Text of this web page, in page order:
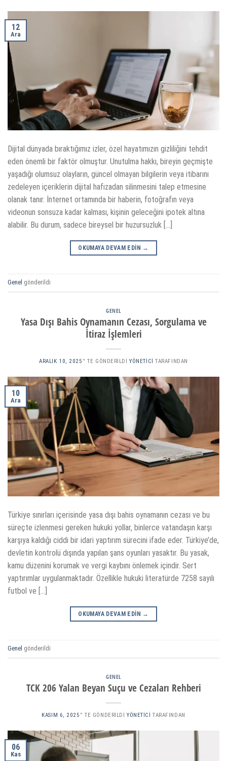
12
Ara
Dijital dünyada bıraktığımız izler, özel hayatımızın gizliliğini tehdit
eden önemli bir faktör olmuştur. Unutulma hakkı, bireyin geçmişte
yaşadığı olumsuz olayların, güncel olmayan bilgilerin veya itibarını
zedeleyen içeriklerin dijital hafızadan silinmesini talep etmesine
olanak tanır. İnternet ortamında bir haberin, fotoğrafın veya
videonun sonsuza kadar kalması, kişinin geleceğini ipotek altına
alabilir. Bu durum, sadece bireysel bir huzursuzluk […]
OKUMAYA DEVAM EDIN →
Genel gönderildi
GENEL
Yasa Dışı Bahis Oynamanın Cezası, Sorgulama ve
İtiraz İşlemleri
ARALIK 10, 2025 ’' TE GÖNDERILDI YÖNETICI TARAFINDAN
10
Ara
Türkiye sınırları içerisinde yasa dışı bahis oynamanın cezası ve bu
süreçte izlenmesi gereken hukuki yollar, binlerce vatandaşın karşı
karşıya kaldığı ciddi bir idari yaptırım sürecini ifade eder. Türkiye’de,
devletin kontrolü dışında yapılan şans oyunları yasaktır. Bu yasak,
kamu düzenini korumak ve vergi kaybını önlemek içindir. Sert
yaptırımlar uygulanmaktadır. Özellikle hukuki literatürde 7258 sayılı
futbol ve […]
OKUMAYA DEVAM EDIN →
Genel gönderildi
GENEL
TCK 206 Yalan Beyan Suçu ve Cezaları Rehberi
KASIM 6, 2025 ’' TE GÖNDERILDI YÖNETICI TARAFINDAN
06
Kas